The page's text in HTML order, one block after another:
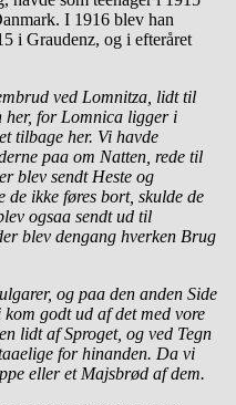
I 1916 blev han
i Graudenz, og i efteråret
ved Lomnitza, lidt til
for Lomnica ligger i
tilbage her. Vi havde
paa om Natten, rede til
blev sendt Heste og
ikke føres bort, skulde de
ogsaa sendt ud til
blev dengang hverken Brug
og paa den anden Side
godt ud af det med vore
lidt af Sproget, og ved Tegn
for hinanden. Da vi
eller et Majsbrød af dem.